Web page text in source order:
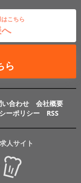
こちら
ら
い合わせ
会社概要
ーポリシー RSS
人サイト